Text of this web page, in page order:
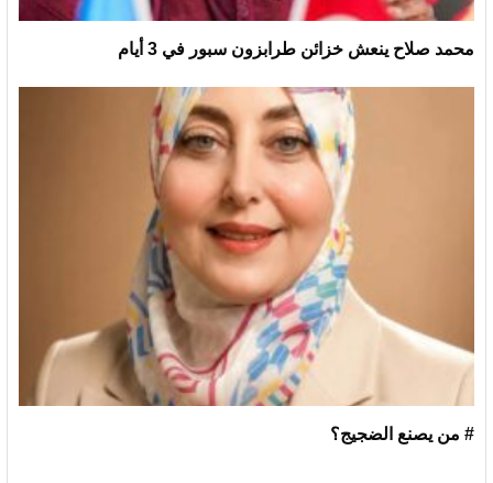
محمد صلاح ينعش خزائن طرابزون سبور في 3 أيام
# من يصنع الضجيج؟